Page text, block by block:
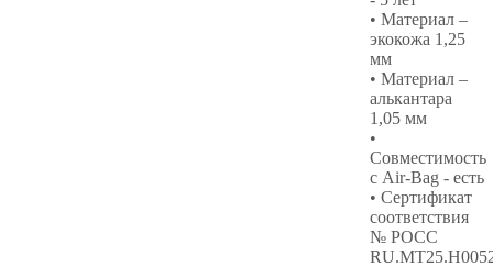
• Материал –
экокожа 1,25
мм
• Материал –
алькантара
1,05 мм
•
Совместимость
с Air-Bag - есть
• Сертификат
соответствия
№ РОСС